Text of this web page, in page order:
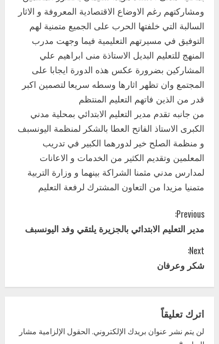
ومشاركتهم رغم الاوضاع الاقتصادية المعروفة و الاثار
السالبة التي خلفتها الحرب على الجميع متمنية لهم
التوفيق في مسيرتهم التعليمية فيما وجهت مدرب
المنهج للتعليم البديل الاستاذة منى ابراهيم علي
المشاركين بضرورة عكس هذه الدورة ايجابا على
المجتمع وان تظهر اثارها وسطه سريعا لتصمين اكبر
قدر من الذين فاتهم التعليم المنتظم
من جانبه تقدم مدير التعليم الابتدائي بمحلية مدني
الكبرى الاستاذ الفاتح العطا بالشكر لمنظمة اليونسبف
و منظمة الصلح خير لدورهما الكبير في تدريب
المعلمين وتقديم الكثير من الخدمات و الاعانات
لمدارس مدني مثمنا الشراكة بينهما و وزارة التربية
متمنيا مزيدا من التعاون المشترك لرفعة التعليم
C
o
n
n
u
Previous:
مدير التعليم الابتدائي بالجزيرة يلتقي وفد اليونسبف
Next:
شكر وعرفان
اترك تعليقاً
لن يتم نشر عنوان بريدك الإلكتروني. الحقول الإلزامية مشار